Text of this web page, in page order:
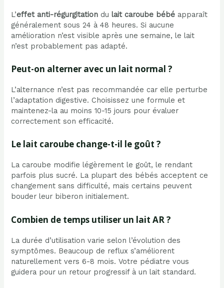
L’effet anti-régurgitation dulait caroube bébé apparaît
généralement sous 24 à 48 heures. Si aucune
amélioration n’est visible après une semaine, le lait
n’est probablement pas adapté.
Peut-on alterner avec un lait normal ?
L’alternance n’est pas recommandée car elle perturbe
l’adaptation digestive. Choisissez une formule et
maintenez-la au moins 10-15 jours pour évaluer
correctement son efficacité.
Le lait caroube change-t-il le goût ?
La caroube modifie légèrement le goût, le rendant
parfois plus sucré. La plupart des bébés acceptent ce
changement sans difficulté, mais certains peuvent
bouder leur biberon initialement.
Combien de temps utiliser un lait AR ?
La durée d’utilisation varie selon l’évolution des
symptômes. Beaucoup de reflux s’améliorent
naturellement vers 6-8 mois. Votre pédiatre vous
guidera pour un retour progressif à un lait standard.